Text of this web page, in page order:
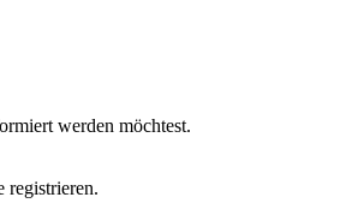
werden möchtest.
registrieren.